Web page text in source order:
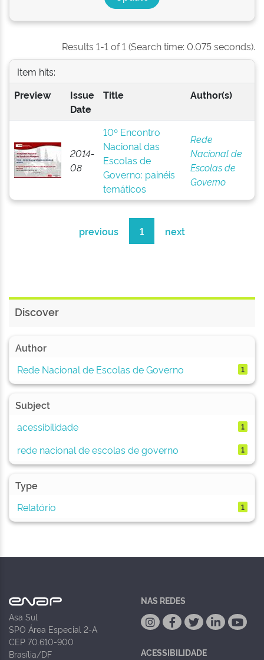
Results 1-1 of 1 (Search time: 0.075 seconds).
Item hits:
Preview
Issue
Date
Title Author(s)
2014-
08
10º Encontro
Nacional das
Escolas de
Governo: painéis
temáticos
Rede
Nacional de
Escolas de
Governo
previous 1 next
Discover
Author
Rede Nacional de Escolas de Governo
1
Subject
acessibilidade
1
rede nacional de escolas de governo 1
Type
Relatório
1
Asa Sul
SPO Área Especial 2-A
CEP 70.610-900
Brasília/DF
NAS REDES
ACESSIBILIDADE